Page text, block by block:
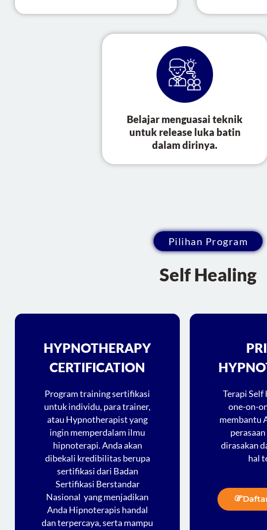
Belajar menguasai teknik
untuk release luka batin
dalam dirinya.
Pilihan Program
Self Healing
HYPNOTHERAPY
CERTIFICATION
Program training sertifikasi
untuk individu, para trainer,
atau Hypnotherapist yang
ingin memperdalam ilmu
hipnoterapi. Anda akan
dibekali kredibilitas berupa
sertifikasi dari Badan
Sertifikasi Berstandar
Nasional yang menjadikan
Anda Hipnoterapis handal
dan terpercaya, serta mampu
Terapi Self
one-on-
membantu
dirasakan
hal